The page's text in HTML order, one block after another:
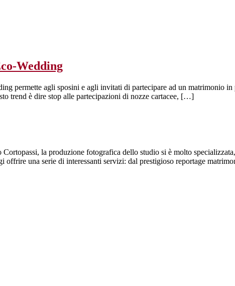
Wedding
permette agli sposini e agli invitati di partecipare ad un matrimonio
trend è dire stop alle partecipazioni di nozze cartacee, […]
la produzione fotografica dello studio si è molto
offrire una serie di interessanti servizi: dal prestigioso reportage